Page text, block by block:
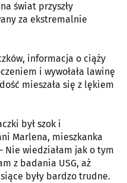
świat przyszły
za ekstremalnie
informacja o ciąży
i wywołała lawinę
mieszała się z lękiem
był szok i
Marlena, mieszkanka
Nie wiedziałam jak o tym
z badania USG, aż
były bardzo trudne.